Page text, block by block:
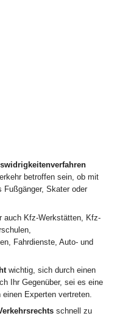
betroffen sein, ob mit
Fußgänger, Skater oder
auch Kfz-Werkstätten, Kfz-
Fahrdienste, Auto- und
wichtig, sich durch einen
Ihr Gegenüber, sei es eine
Experten vertreten.
schnell zu